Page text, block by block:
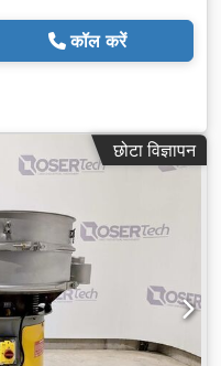
कॉल करें
छोटा विज्ञापन